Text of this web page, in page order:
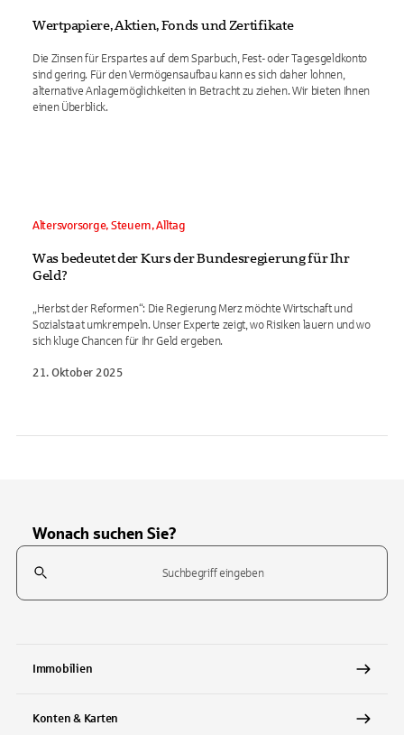
Wertpapiere, Aktien, Fonds und Zertifikate
Die Zinsen für Erspartes auf dem Sparbuch, Fest- oder Tagesgeldkonto
sind gering. Für den Vermögensaufbau kann es sich daher lohnen,
alternative Anlagemöglichkeiten in Betracht zu ziehen. Wir bieten Ihnen
einen Überblick.
Altersvorsorge, Steuern, Alltag
Was bedeutet der Kurs der Bundesregierung für Ihr
Geld?
„Herbst der Reformen“: Die Regierung Merz möchte Wirtschaft und
Sozialstaat umkrempeln. Unser Experte zeigt, wo Risiken lauern und wo
sich kluge Chancen für Ihr Geld ergeben.
21. Oktober 2025
Wonach suchen Sie?
Suchfeld
Immobilien
Konten & Karten